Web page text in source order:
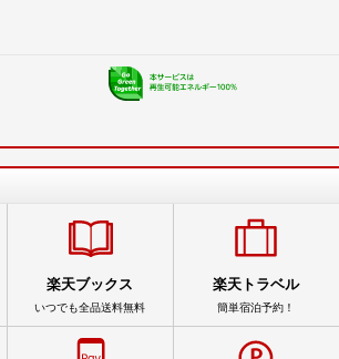
楽天ブックス
いつでも全品送料無料
楽天トラベル
簡単宿泊予約！